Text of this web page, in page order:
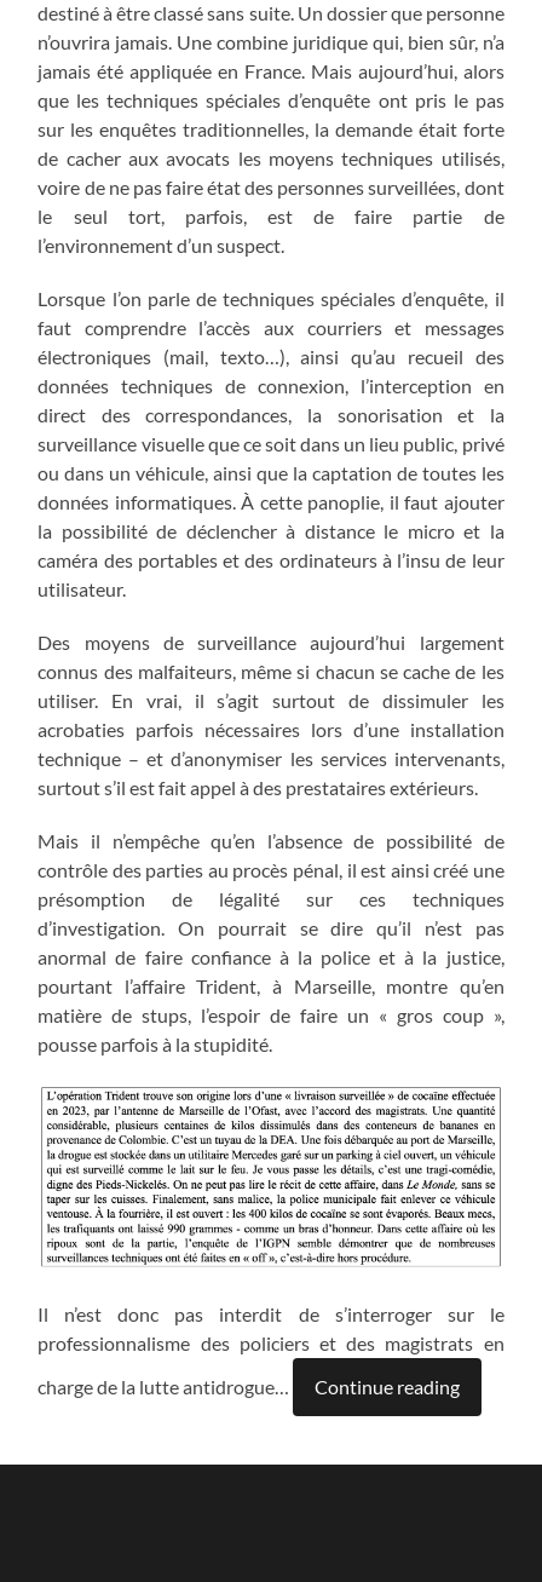
destiné à être classé sans suite. Un dossier que personne
n’ouvrira jamais. Une combine juridique qui, bien sûr, n’a
jamais été appliquée en France. Mais aujourd’hui, alors
que les techniques spéciales d’enquête ont pris le pas
sur les enquêtes traditionnelles, la demande était forte
de cacher aux avocats les moyens techniques utilisés,
voire de ne pas faire état des personnes surveillées, dont
le seul tort, parfois, est de faire partie de
l’environnement d’un suspect.
Lorsque l’on parle de techniques spéciales d’enquête, il
faut comprendre l’accès aux courriers et messages
électroniques (mail, texto…), ainsi qu’au recueil des
données techniques de connexion, l’interception en
direct des correspondances, la sonorisation et la
surveillance visuelle que ce soit dans un lieu public, privé
ou dans un véhicule, ainsi que la captation de toutes les
données informatiques. À cette panoplie, il faut ajouter
la possibilité de déclencher à distance le micro et la
caméra des portables et des ordinateurs à l’insu de leur
utilisateur.
Des moyens de surveillance aujourd’hui largement
connus des malfaiteurs, même si chacun se cache de les
utiliser. En vrai, il s’agit surtout de dissimuler les
acrobaties parfois nécessaires lors d’une installation
technique – et d’anonymiser les services intervenants,
surtout s’il est fait appel à des prestataires extérieurs.
Mais il n’empêche qu’en l’absence de possibilité de
contrôle des parties au procès pénal, il est ainsi créé une
présomption de légalité sur ces techniques
d’investigation. On pourrait se dire qu’il n’est pas
anormal de faire confiance à la police et à la justice,
pourtant l’affaire Trident, à Marseille, montre qu’en
matière de stups, l’espoir de faire un « gros coup »,
pousse parfois à la stupidité.
Il n’est donc pas interdit de s’interroger sur le
professionnalisme des policiers et des magistrats en
charge de la lutte antidrogue…
Continue reading